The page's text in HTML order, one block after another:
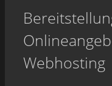
Webhosting